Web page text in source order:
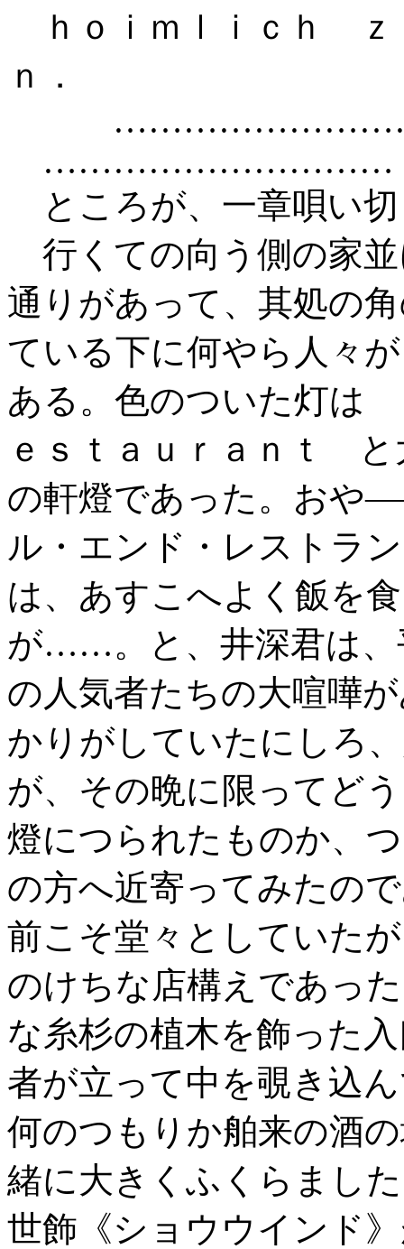
ｈｏｉｍｌｉｃｈ
ｎ．
…………………………
ところが、一章唄い
行くての向う側の家
通りがあって、其処の
ている下に何やら人々
ある。色のついた灯
ｅｓｔａｕｒａｎｔ と
の軒燈であった。おや
ル・エンド・レストラ
は、あすこへよく飯を
が……。と、井深君は、
の人気者たちの大喧嘩
かりがしていたにしろ
が、その晩に限ってど
燈につられたものか、
の方へ近寄ってみたの
前こそ堂々としていた
のけちな店構えであっ
な糸杉の植木を飾った
者が立って中を覗き込
何のつもりか舶来の酒
緒に大きくふくらまし
世飾《ショウウインド